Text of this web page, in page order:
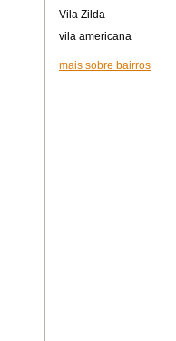
Vila Zilda
vila americana
mais sobre bairros